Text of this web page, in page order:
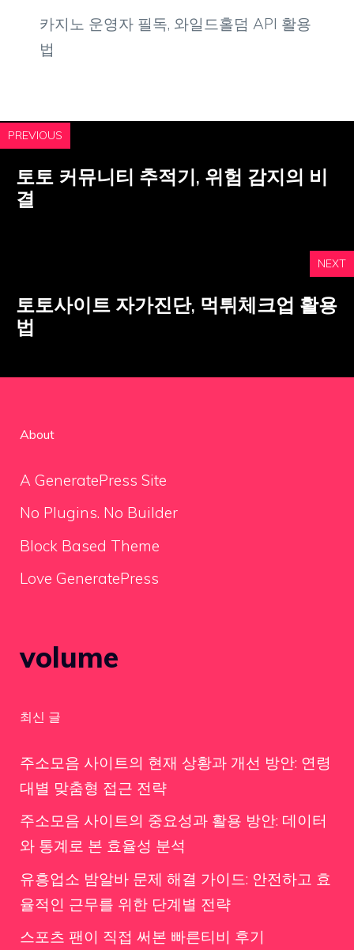
카지노 운영자 필독, 와일드홀덤 API 활용
법
PREVIOUS
토토 커뮤니티 추적기, 위험 감지의 비
결
NEXT
토토사이트 자가진단, 먹튀체크업 활용
법
About
A GeneratePress Site
No Plugins. No Builder
Block Based Theme
Love GeneratePress
volume
최신 글
주소모음 사이트의 현재 상황과 개선 방안: 연령
대별 맞춤형 접근 전략
주소모음 사이트의 중요성과 활용 방안: 데이터
와 통계로 본 효율성 분석
유흥업소 밤알바 문제 해결 가이드: 안전하고 효
율적인 근무를 위한 단계별 전략
스포츠 팬이 직접 써본 빠른티비 후기